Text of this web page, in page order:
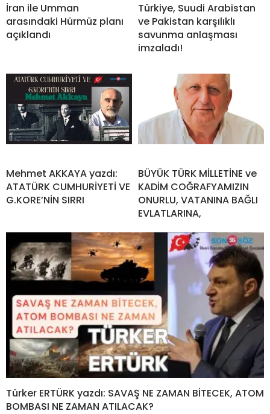
İran ile Umman
arasındaki Hürmüz planı
açıklandı
Türkiye, Suudi Arabistan
ve Pakistan karşılıklı
savunma anlaşması
imzaladı!
Mehmet AKKAYA yazdı:
ATATÜRK CUMHURİYETİ VE
G.KORE’NİN SIRRI
BÜYÜK TÜRK MİLLETİNE ve
KADİM COĞRAFYAMIZIN
ONURLU, VATANINA BAĞLI
EVLATLARINA,
Türker ERTÜRK yazdı: SAVAŞ NE ZAMAN BİTECEK, ATOM
BOMBASI NE ZAMAN ATILACAK?